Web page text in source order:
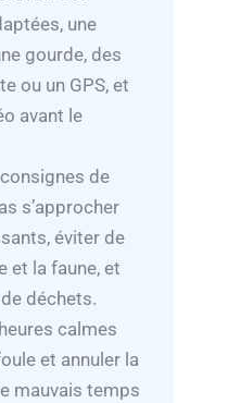
une
gourde, des
ou un GPS, et
avant le
de
s’approcher
éviter de
et la faune, et
déchets.
calmes
et annuler la
mauvais temps